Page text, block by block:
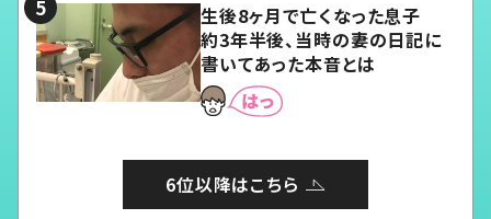
生後8ヶ月で亡くなった息子
約3年半後、当時の妻の日記に
書いてあった本音とは
6位以降はこちら